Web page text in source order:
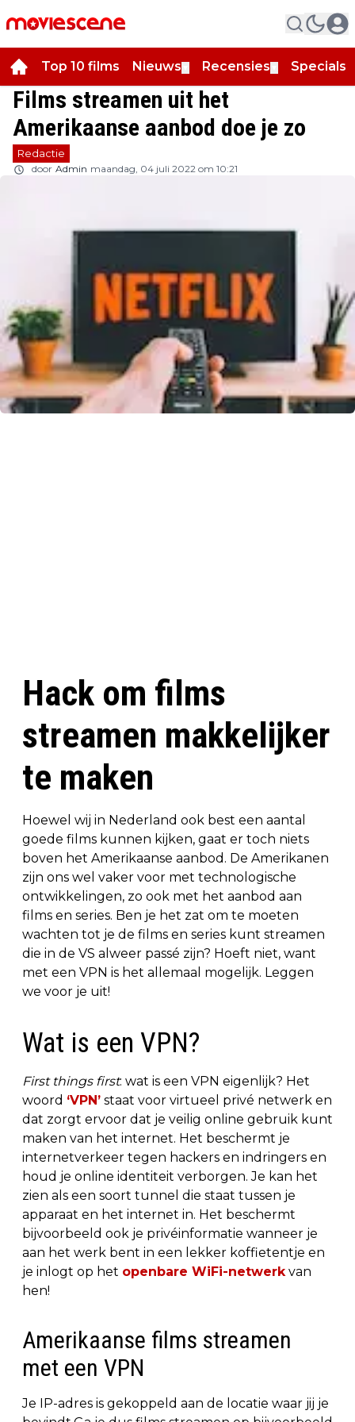
Top 10 films Nieuws Recensies Specials
Films streamen uit het
Amerikaanse aanbod doe je zo
Redactie
door Admin maandag, 04 juli 2022 om 10:21
Hack om films
streamen makkelijker
te maken
Hoewel wij in Nederland ook best een aantal
goede films kunnen kijken, gaat er toch niets
boven het Amerikaanse aanbod. De Amerikanen
zijn ons wel vaker voor met technologische
ontwikkelingen, zo ook met het aanbod aan
films en series. Ben je het zat om te moeten
wachten tot je de films en series kunt streamen
die in de VS alweer passé zijn? Hoeft niet, want
met een VPN is het allemaal mogelijk. Leggen
we voor je uit!
Wat is een VPN?
First things first: wat is een VPN eigenlijk? Het
woord ‘VPN’ staat voor virtueel privé netwerk en
dat zorgt ervoor dat je veilig online gebruik kunt
maken van het internet. Het beschermt je
internetverkeer tegen hackers en indringers en
houd je online identiteit verborgen. Je kan het
zien als een soort tunnel die staat tussen je
apparaat en het internet in. Het beschermt
bijvoorbeeld ook je privéinformatie wanneer je
aan het werk bent in een lekker koffietentje en
je inlogt op het openbare WiFi-netwerk van
hen!
Amerikaanse films streamen
met een VPN
Je IP-adres is gekoppeld aan de locatie waar jij je